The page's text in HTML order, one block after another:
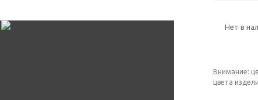
Нет в
Внимание:
цвета